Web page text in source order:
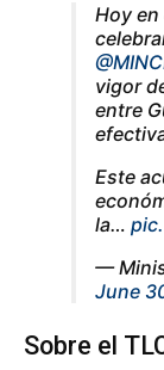
Hoy
vigor
entre
Este
la…
—
June
Sobre el